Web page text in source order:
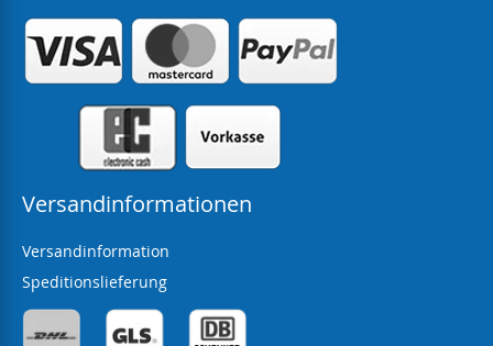
Versandinformationen
Versandinformation
Speditionslieferung